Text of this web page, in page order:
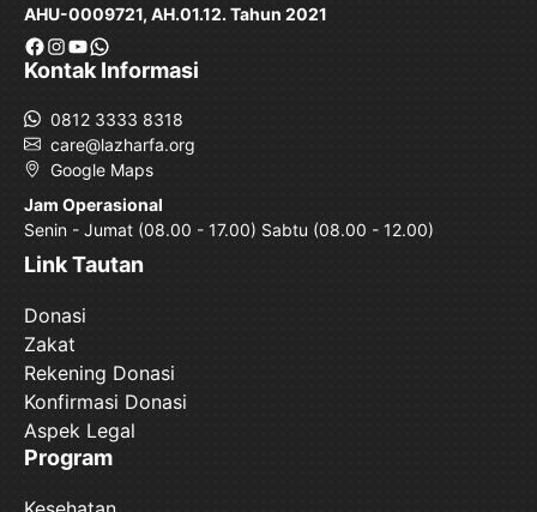
AHU-0009721, AH.01.12. Tahun 2021
Facebook
Instagram
YouTube
WhatsApp
Kontak Informasi
0812 3333 8318
care@lazharfa.org
Google Maps
Jam Operasional
Senin - Jumat (08.00 - 17.00) Sabtu (08.00 - 12.00)
Link Tautan
Donasi
Zakat
Rekening Donasi
Konfirmasi Donasi
Aspek Legal
Program